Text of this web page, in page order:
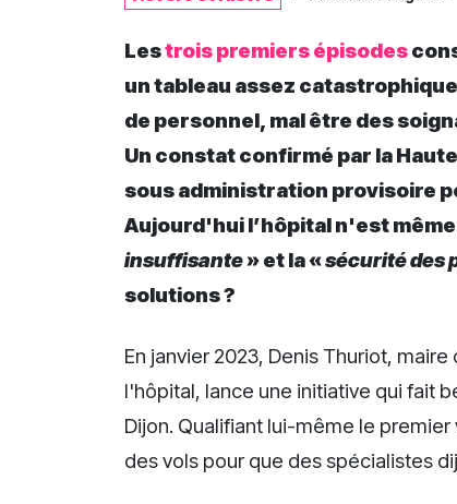
Lestrois premiers épisodes
un tableau assez
de personnel, mal être des
Un constat confirmé par la
sous administration provisoire
Aujourd'hui l’hôpital n'est
insuffisante» et la «sécurité des
solutions ?
En janvier 2023, Denis Thuriot,
l'hôpital, lance une initiative qui fait
Dijon. Qualifiant lui-même le premier
des vols pour que des spécialistes